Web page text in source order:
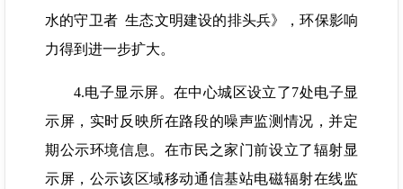
水的守卫者 生态文明建设的排头兵》，环保影响
力得到进一步扩大。
4.电子显示屏。在中心城区设立了7处电子显
示屏，实时反映所在路段的噪声监测情况，并定
期公示环境信息。在市民之家门前设立了辐射显
示屏，公示该区域移动通信基站电磁辐射在线监